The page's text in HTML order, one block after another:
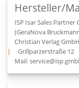
Hersteller/
ISP Isar Sales Partner
(GeraNova
Christian Verlag
|
Grillparzerstraße 12
Mail: